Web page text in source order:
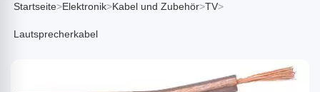
Startseite>Elektronik>Kabel und Zubehör>TV>
Lautsprecherkabel